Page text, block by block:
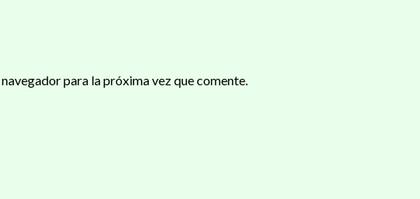
para la próxima vez que comente.